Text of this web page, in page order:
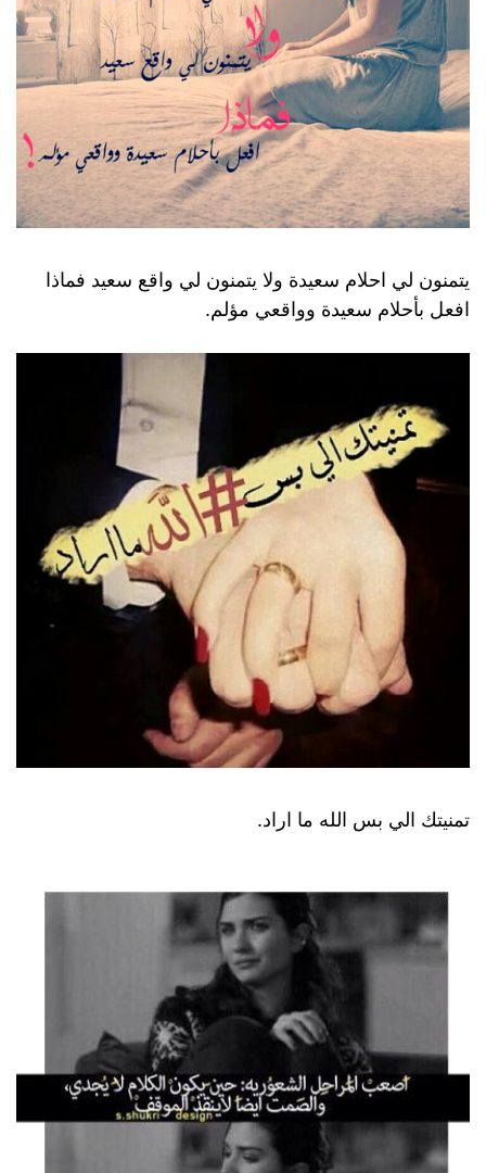
يتمنون لي احلام سعيدة ولا يتمنون لي واقع سعيد فماذا
افعل بأحلام سعيدة وواقعي مؤلم.
تمنيتك الي بس الله ما اراد.